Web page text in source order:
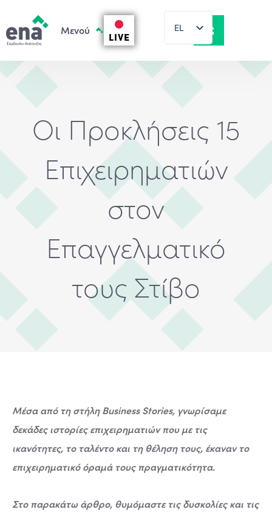
LIVE
EL
EN
Οι Προκλήσεις 15
Επιχειρηματιών
στον
Επαγγελματικό
τους Στίβο
Μέσα από τη στήλη Business Stories, γνωρίσαμε
δεκάδες ιστορίες επιχειρηματιών που με τις
ικανότητες, το ταλέντο και τη θέληση τους, έκαναν το
επιχειρηματικό όραμά τους πραγματικότητα.
Στο παρακάτω άρθρο, θυμόμαστε τις δυσκολίες και τις